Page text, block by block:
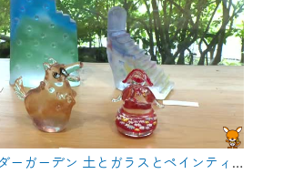
【東郷】ワンダーガーデン 土とガラスとペインティング